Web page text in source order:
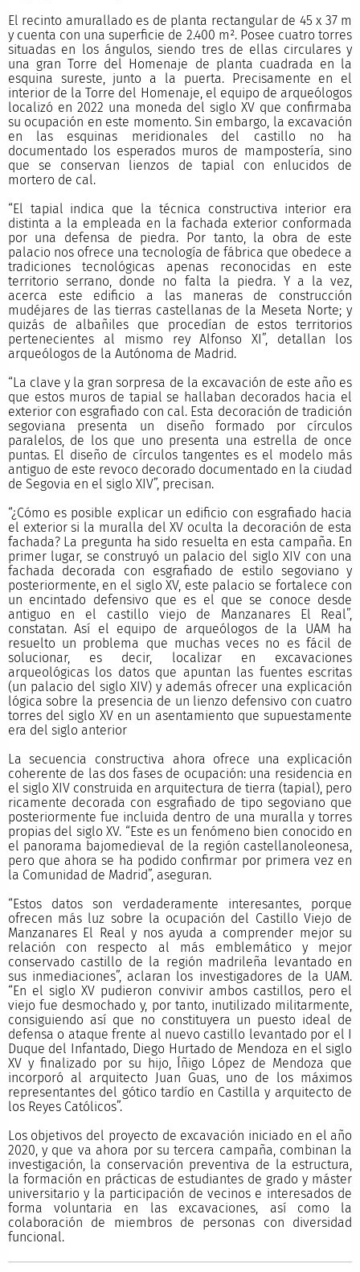
El recinto amurallado es de planta rectangular de 45 x 37 m
y cuenta con una superficie de 2.400 m². Posee cuatro torres
situadas en los ángulos, siendo tres de ellas circulares y
una gran Torre del Homenaje de planta cuadrada en la
esquina sureste, junto a la puerta. Precisamente en el
interior de la Torre del Homenaje, el equipo de arqueólogos
localizó en 2022 una moneda del siglo XV que confirmaba
su ocupación en este momento. Sin embargo, la excavación
en las esquinas meridionales del castillo no ha
documentado los esperados muros de mampostería, sino
que se conservan lienzos de tapial con enlucidos de
mortero de cal.
“El tapial indica que la técnica constructiva interior era
distinta a la empleada en la fachada exterior conformada
por una defensa de piedra. Por tanto, la obra de este
palacio nos ofrece una tecnología de fábrica que obedece a
tradiciones tecnológicas apenas reconocidas en este
territorio serrano, donde no falta la piedra. Y a la vez,
acerca este edificio a las maneras de construcción
mudéjares de las tierras castellanas de la Meseta Norte; y
quizás de albañiles que procedían de estos territorios
pertenecientes al mismo rey Alfonso XI”, detallan los
arqueólogos de la Autónoma de Madrid.
“La clave y la gran sorpresa de la excavación de este año es
que estos muros de tapial se hallaban decorados hacia el
exterior con esgrafiado con cal. Esta decoración de tradición
segoviana presenta un diseño formado por círculos
paralelos, de los que uno presenta una estrella de once
puntas. El diseño de círculos tangentes es el modelo más
antiguo de este revoco decorado documentado en la ciudad
de Segovia en el siglo XIV”, precisan.
“¿Cómo es posible explicar un edificio con esgrafiado hacia
el exterior si la muralla del XV oculta la decoración de esta
fachada? La pregunta ha sido resuelta en esta campaña. En
primer lugar, se construyó un palacio del siglo XIV con una
fachada decorada con esgrafiado de estilo segoviano y
posteriormente, en el siglo XV, este palacio se fortalece con
un encintado defensivo que es el que se conoce desde
antiguo en el castillo viejo de Manzanares El Real”,
constatan. Así el equipo de arqueólogos de la UAM ha
resuelto un problema que muchas veces no es fácil de
solucionar, es decir, localizar en excavaciones
arqueológicas los datos que apuntan las fuentes escritas
(un palacio del siglo XIV) y además ofrecer una explicación
lógica sobre la presencia de un lienzo defensivo con cuatro
torres del siglo XV en un asentamiento que supuestamente
era del siglo anterior
La secuencia constructiva ahora ofrece una explicación
coherente de las dos fases de ocupación: una residencia en
el siglo XIV construida en arquitectura de tierra (tapial), pero
ricamente decorada con esgrafiado de tipo segoviano que
posteriormente fue incluida dentro de una muralla y torres
propias del siglo XV. “Este es un fenómeno bien conocido en
el panorama bajomedieval de la región castellanoleonesa,
pero que ahora se ha podido confirmar por primera vez en
la Comunidad de Madrid”, aseguran.
“Estos datos son verdaderamente interesantes, porque
ofrecen más luz sobre la ocupación del Castillo Viejo de
Manzanares El Real y nos ayuda a comprender mejor su
relación con respecto al más emblemático y mejor
conservado castillo de la región madrileña levantado en
sus inmediaciones”, aclaran los investigadores de la UAM.
“En el siglo XV pudieron convivir ambos castillos, pero el
viejo fue desmochado y, por tanto, inutilizado militarmente,
consiguiendo así que no constituyera un puesto ideal de
defensa o ataque frente al nuevo castillo levantado por el I
Duque del Infantado, Diego Hurtado de Mendoza en el siglo
XV y finalizado por su hijo, Íñigo López de Mendoza que
incorporó al arquitecto Juan Guas, uno de los máximos
representantes del gótico tardío en Castilla y arquitecto de
los Reyes Católicos”.
Los objetivos del proyecto de excavación iniciado en el año
2020, y que va ahora por su tercera campaña, combinan la
investigación, la conservación preventiva de la estructura,
la formación en prácticas de estudiantes de grado y máster
universitario y la participación de vecinos e interesados de
forma voluntaria en las excavaciones, así como la
colaboración de miembros de personas con diversidad
funcional.